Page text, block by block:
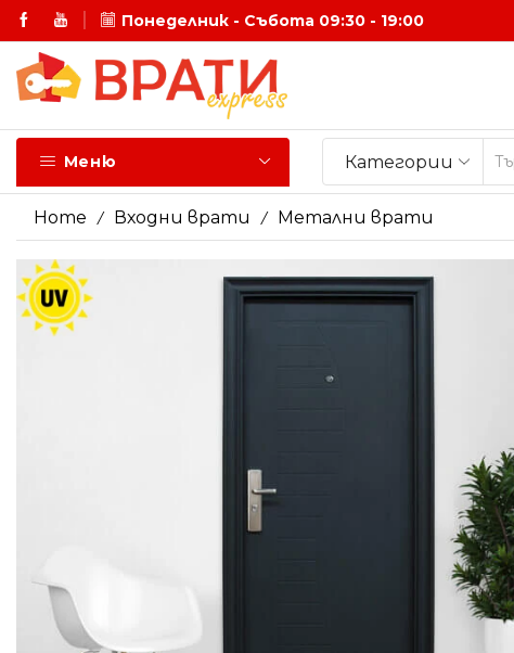
Понеделник - Събота 09:30 - 19:00
Меню Категории
Home / Входни врати / Метални врати